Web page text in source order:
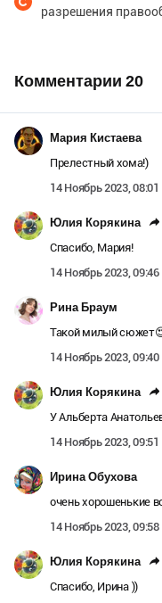
разрешения
Комментарии 20
Мария Кистаева
Прелестный хома!)
14 Ноябрь 2023, 08:01
Юлия Корякина
Спасибо, Мария!
14 Ноябрь 2023, 09:46
Рина Браум
Такой милый
14 Ноябрь 2023, 09:40
Юлия Корякина
У Альберта
14 Ноябрь 2023, 09:51
Ирина Обухова
очень хорошенькие
14 Ноябрь 2023, 09:58
Юлия Корякина
Спасибо, Ирина ))